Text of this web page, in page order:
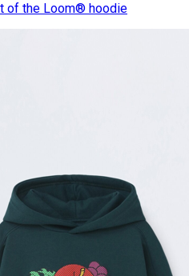
of the Loom® hoodie